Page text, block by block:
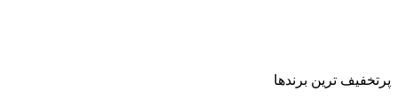
پرتخفیف ترین برندها